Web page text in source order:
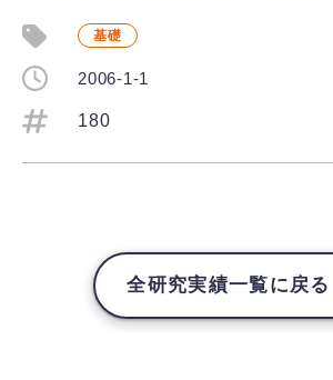
基礎
2006-1-1
180
全研究実績一覧に戻る